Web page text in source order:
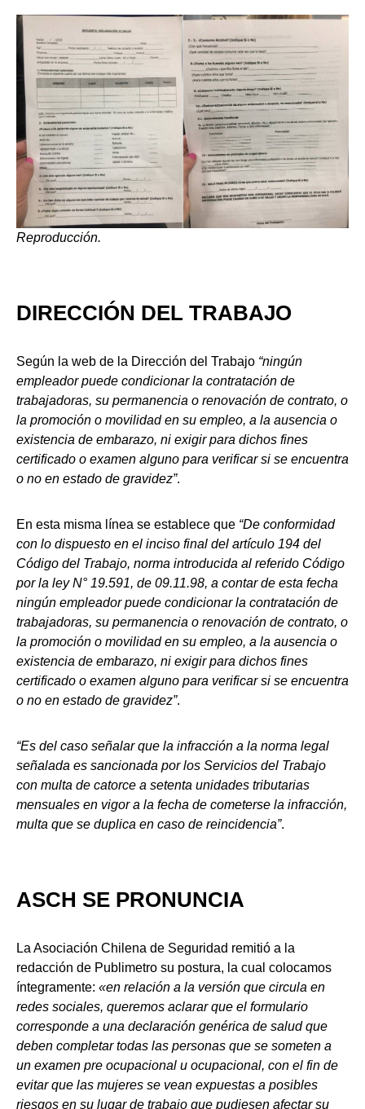
Reproducción.
DIRECCIÓN DEL TRABAJO
Según la web de la Dirección del Trabajo “ningún
empleador puede condicionar la contratación de
trabajadoras, su permanencia o renovación de contrato, o
la promoción o movilidad en su empleo, a la ausencia o
existencia de embarazo, ni exigir para dichos fines
certificado o examen alguno para verificar si se encuentra
o no en estado de gravidez”.
En esta misma línea se establece que “De conformidad
con lo dispuesto en el inciso final del artículo 194 del
Código del Trabajo, norma introducida al referido Código
por la ley N° 19.591, de 09.11.98, a contar de esta fecha
ningún empleador puede condicionar la contratación de
trabajadoras, su permanencia o renovación de contrato, o
la promoción o movilidad en su empleo, a la ausencia o
existencia de embarazo, ni exigir para dichos fines
certificado o examen alguno para verificar si se encuentra
o no en estado de gravidez”.
“Es del caso señalar que la infracción a la norma legal
señalada es sancionada por los Servicios del Trabajo
con multa de catorce a setenta unidades tributarias
mensuales en vigor a la fecha de cometerse la infracción,
multa que se duplica en caso de reincidencia”.
ASCH SE PRONUNCIA
La Asociación Chilena de Seguridad remitió a la
redacción de Publimetro su postura, la cual colocamos
íntegramente: «en relación a la versión que circula en
redes sociales, queremos aclarar que el formulario
corresponde a una declaración genérica de salud que
deben completar todas las personas que se someten a
un examen pre ocupacional u ocupacional, con el fin de
evitar que las mujeres se vean expuestas a posibles
riesgos en su lugar de trabajo que pudiesen afectar su